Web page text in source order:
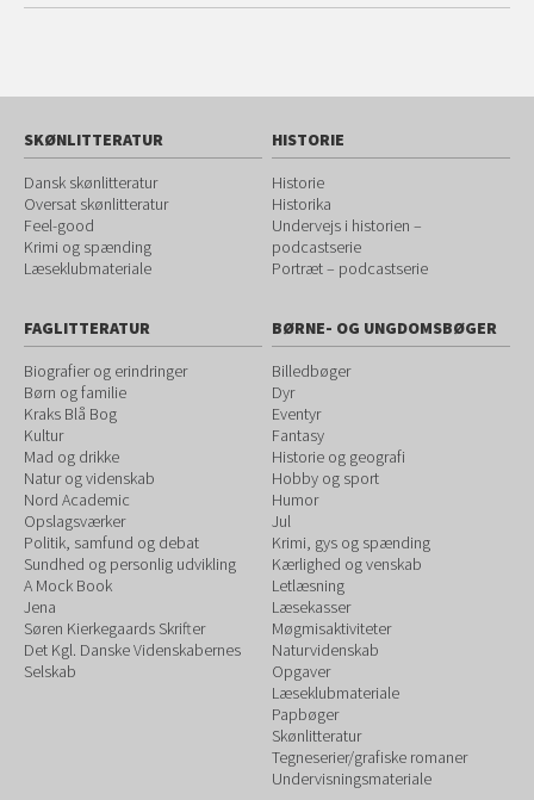
SKØNLITTERATUR
Dansk skønlitteratur
Oversat skønlitteratur
Feel-good
Krimi og spænding
Læseklubmateriale
HISTORIE
Historie
Historika
Undervejs i historien –
podcastserie
Portræt – podcastserie
FAGLITTERATUR
Biografier og erindringer
Børn og familie
Kraks Blå Bog
Kultur
Mad og drikke
Natur og videnskab
Nord Academic
Opslagsværker
Politik, samfund og debat
Sundhed og personlig udvikling
A Mock Book
Jena
Søren Kierkegaards Skrifter
Det Kgl. Danske Videnskabernes
Selskab
BØRNE- OG UNGDOMSBØGER
Billedbøger
Dyr
Eventyr
Fantasy
Historie og geografi
Hobby og sport
Humor
Jul
Krimi, gys og spænding
Kærlighed og venskab
Letlæsning
Læsekasser
Møgmisaktiviteter
Naturvidenskab
Opgaver
Læseklubmateriale
Papbøger
Skønlitteratur
Tegneserier/grafiske romaner
Undervisningsmateriale